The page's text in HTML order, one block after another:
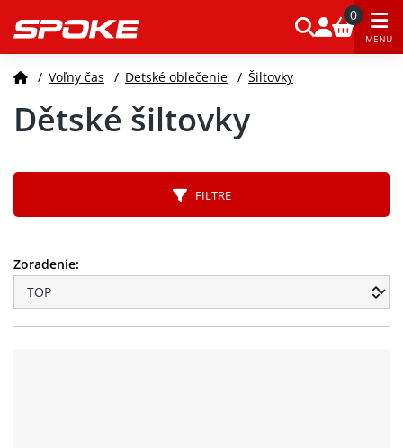
0
MENU
/ Voľny čas / Detské oblečenie / Šiltovky
Dětské šiltovky
FILTRE
Zoradenie: